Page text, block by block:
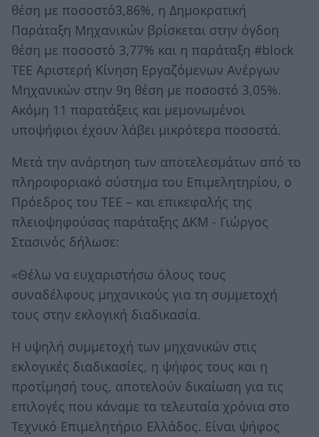
θέση με ποσοστό3,86%, η Δημοκρατική
Παράταξη Μηχανικών βρίσκεται στην όγδοη
θέση με ποσοστό 3,77% και η παράταξη #block
TEE Αριστερή Κίνηση Εργαζόμενων Ανέργων
Μηχανικών στην 9η θέση με ποσοστό 3,05%.
Ακόμη 11 παρατάξεις και μεμονωμένοι
υποψήφιοι έχουν λάβει μικρότερα ποσοστά.
Μετά την ανάρτηση των αποτελεσμάτων από το
πληροφοριακό σύστημα του Επιμελητηρίου, ο
Πρόεδρος του ΤΕΕ – και επικεφαλής της
πλειοψηφούσας παράταξης ΔΚΜ - Γιώργος
Στασινός δήλωσε:
«Θέλω να ευχαριστήσω όλους τους
συναδέλφους μηχανικούς για τη συμμετοχή
τους στην εκλογική διαδικασία.
Η υψηλή συμμετοχή των μηχανικών στις
εκλογικές διαδικασίες, η ψήφος τους και η
προτίμησή τους, αποτελούν δικαίωση για τις
επιλογές που κάναμε τα τελευταία χρόνια στο
Τεχνικό Επιμελητήριο Ελλάδος. Είναι ψήφος